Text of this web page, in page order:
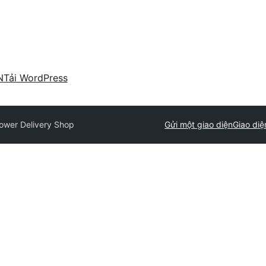
Tải WordPress
Delivery Shop Gửi một giao diệnGiao